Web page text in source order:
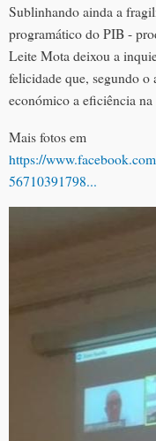
Sublinhando ainda a
programático do PIB -
Leite Mota deixou a
felicidade que, segundo o
económico a eficiência
Mais fotos em
https://
56710391798...